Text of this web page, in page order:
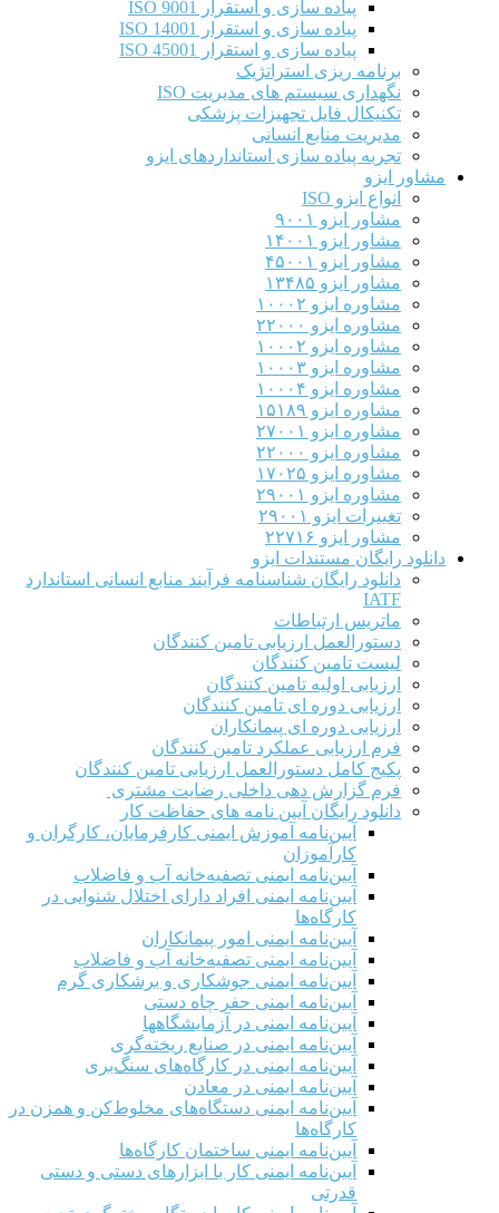
پیاده سازی و استقرار ISO 9001​
پیاده سازی و استقرار ISO 14001
پیاده سازی و استقرار ISO 45001
برنامه ریزی استراتژیک
نگهداری سیستم های مدیریت ISO
تکنیکال فایل تجهیزات پزشکی
مدیریت منابع انسانی
تجربه پیاده سازی استانداردهای ایزو
مشاور ایزو
انواع ایزو ISO
مشاور ایزو ۹۰۰۱
مشاور ایزو ۱۴۰۰۱
مشاور ایزو ۴۵۰۰۱
مشاور ایزو ۱۳۴۸۵
مشاوره ایزو ۱۰۰۰۲
مشاوره ایزو ۲۲۰۰۰
مشاوره ایزو ۱۰۰۰۲
مشاوره ایزو ۱۰۰۰۳
مشاوره ایزو ۱۰۰۰۴
مشاوره ایزو ۱۵۱۸۹
مشاوره ایزو ۲۷۰۰۱
مشاوره ایزو ۲۲۰۰۰
مشاوره ایزو ۱۷۰۲۵
مشاوره ایزو ۲۹۰۰۱
تغییرات ایزو ۲۹۰۰۱
مشاور ایزو ۲۲۷۱۶
دانلود رایگان مستندات ایزو
دانلود رایگان شناسنامه فرآیند منابع انسانی استاندارد
IATF
ماتریس ارتباطات
دستورالعمل ارزیابی تامین کنندگان
لیست تامین کنندگان
ارزیابی اولیه تامین کنندگان
ارزیابی دوره ای تامین کنندگان
ارزیابی دوره ای پیمانکاران
فرم ارزيابی عملکرد تامین کنندگان
پکیج کامل دستورالعمل ارزیابی تامین کنندگان
فرم گزارش دهی داخلی رضایت مشتری
دانلود رایگان آیین نامه های حفاظت کار
آیین‌نامه آموزش ایمنی کارفرمایان، کارگران و
کارآموزان
آیین‌نامه ایمنی تصفیه‌خانه آب و فاضلاب
آیین‌نامه ایمنی افراد دارای اختلال شنوایی در
کارگاه‌ها
آیین‌نامه ایمنی امور پیمانکاران
آیین‌نامه ایمنی تصفیه‌خانه آب و فاضلاب
آیین‌نامه ایمنی جوشکاری و برشکاری گرم
آیین‌نامه ایمنی حفر چاه دستی
آیین‌نامه ایمنی در آزمایشگاهها
آیین‌نامه ایمنی در صنایع ریخته‌گری
آیین‌نامه ایمنی در کارگاه‌های سنگ‌بری
آیین‌نامه ایمنی در معادن
آیین‌نامه ایمنی دستگاه‌های مخلوط‌کن و همزن در
کارگاه‌ها
آیین‌نامه ایمنی ساختمان کارگاه‌ها
آیین‌نامه ایمنی کار با ابزارهای دستی و دستی
قدرتی